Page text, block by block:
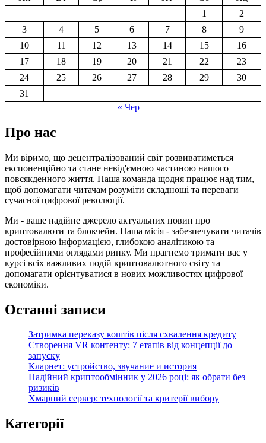
1
2
3
4 5 6 7 8
9
10
11 12 13 14 15
16
17
18 19 20 21 22
23
24
25 26 27 28 29
30
31
« Чер
Про нас
Ми віримо, що децентралізований світ розвиватиметься
експоненційно та стане невід'ємною частиною нашого
повсякденного життя. Наша команда щодня працює над тим,
щоб допомагати читачам розуміти складнощі та переваги
сучасної цифрової революції.
Ми - ваше надійне джерело актуальних новин про
криптовалюти та блокчейн. Наша місія - забезпечувати читачів
достовірною інформацією, глибокою аналітикою та
професійними оглядами ринку. Ми прагнемо тримати вас у
курсі всіх важливих подій криптовалютного світу та
допомагати орієнтуватися в нових можливостях цифрової
економіки.
Останні записи
Затримка переказу коштів після схвалення кредиту
Створення VR контенту: 7 етапів від концепції до
запуску
Кларнет: устройство, звучание и история
Надійний криптообмінник у 2026 році: як обрати без
ризиків
Хмарний сервер: технології та критерії вибору
Категорії